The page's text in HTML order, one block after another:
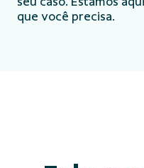
que você precisa.